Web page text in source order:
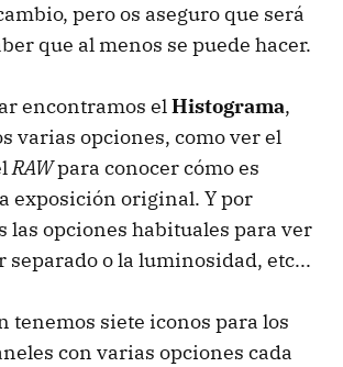
pero os aseguro que será
que al menos se puede hacer.
encontramos elHistograma,
varias opciones, como ver el
RAWpara conocer cómo es
exposición original. Y por
las opciones habituales para ver
separado o la luminosidad, etc...
tenemos siete iconos para los
con varias opciones cada